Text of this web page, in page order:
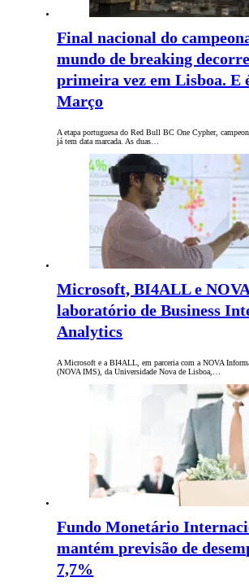
Final nacional do
mundo de breaking
primeira vez em Lisboa. E
Março
A etapa portuguesa do Red Bull BC One Cypher,
já tem data marcada. As duas…
Microsoft, BI4ALL e
laboratório de Business
Analytics
A Microsoft e a BI4ALL, em parceria com a NOVA
(NOVA IMS), da Universidade Nova de Lisboa,…
Fundo Monetário
mantém previsão de
7,7%